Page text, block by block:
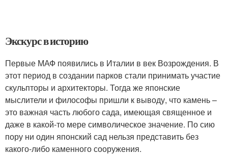
Экскурс в историю
Первые МАФ появились в Италии в век Возрождения. В
этот период в создании парков стали принимать участие
скульпторы и архитекторы. Тогда же японские
мыслители и философы пришли к выводу, что камень –
это важная часть любого сада, имеющая священное и
даже в какой-то мере символическое значение. По сию
пору ни один японский сад нельзя представить без
какого-либо каменного сооружения.